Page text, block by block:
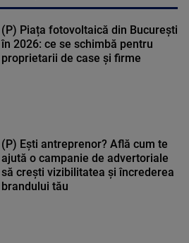
(P) Piața fotovoltaică din București
în 2026: ce se schimbă pentru
proprietarii de case și firme
(P) Ești antreprenor? Află cum te
ajută o campanie de advertoriale
să crești vizibilitatea și încrederea
brandului tău